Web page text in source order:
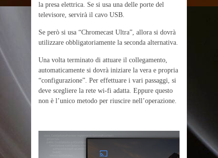
la presa elettrica. Se si usa una delle porte del
televisore, servirà il cavo USB.
Se però si usa “Chromecast Ultra”, allora si dovrà
utilizzare obbligatoriamente la seconda alternativa.
Una volta terminato di attuare il collegamento,
automaticamente si dovrà iniziare la vera e propria
“configurazione”. Per effettuare i vari passaggi, si
deve scegliere la rete wi-fi adatta. Eppure questo
non è l’unico metodo per riuscire nell’operazione.